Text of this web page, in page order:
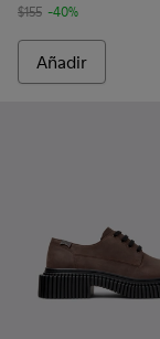
$155 -40%
Añadir